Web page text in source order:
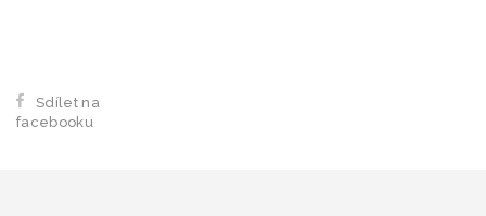
Sdílet na
facebooku